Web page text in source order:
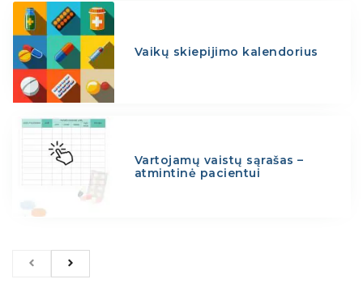
Vaikų skiepijimo kalendorius
Vartojamų vaistų sąrašas –
atmintinė pacientui